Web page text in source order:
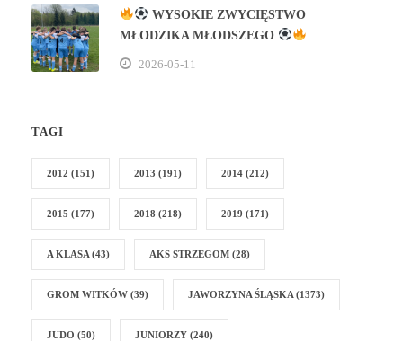
WYSOKIE ZWYCIĘSTWO
MŁODZIKA MŁODSZEGO
2026-05-11
TAGI
2012 (151) 2013 (191) 2014 (212)
2015 (177) 2018 (218) 2019 (171)
A KLASA (43) AKS STRZEGOM (28)
GROM WITKÓW (39) JAWORZYNA ŚLĄSKA (1373)
JUDO (50) JUNIORZY (240)